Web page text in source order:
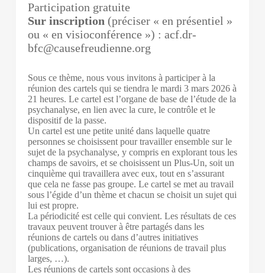
Participation gratuite
Sur inscription (préciser « en présentiel »
ou « en visioconférence ») : acf.dr-
bfc@causefreudienne.org
Sous ce thème, nous vous invitons à participer à la
réunion des cartels qui se tiendra le mardi 3 mars 2026 à
21 heures. Le cartel est l’organe de base de l’étude de la
psychanalyse, en lien avec la cure, le contrôle et le
dispositif de la passe.
Un cartel est une petite unité dans laquelle quatre
personnes se choisissent pour travailler ensemble sur le
sujet de la psychanalyse, y compris en explorant tous les
champs de savoirs, et se choisissent un Plus-Un, soit un
cinquième qui travaillera avec eux, tout en s’assurant
que cela ne fasse pas groupe. Le cartel se met au travail
sous l’égide d’un thème et chacun se choisit un sujet qui
lui est propre.
La périodicité est celle qui convient. Les résultats de ces
travaux peuvent trouver à être partagés dans les
réunions de cartels ou dans d’autres initiatives
(publications, organisation de réunions de travail plus
larges, …).
Les réunions de cartels sont occasions à des